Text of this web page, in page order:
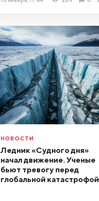
НОВОСТИ
Ледник «Судного дня»
начал движение. Ученые
бьют тревогу перед
глобальной катастрофой